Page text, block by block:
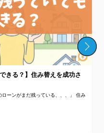
きる？】住み替えを成功さ
ローンがまだ残っている、、、」 住み